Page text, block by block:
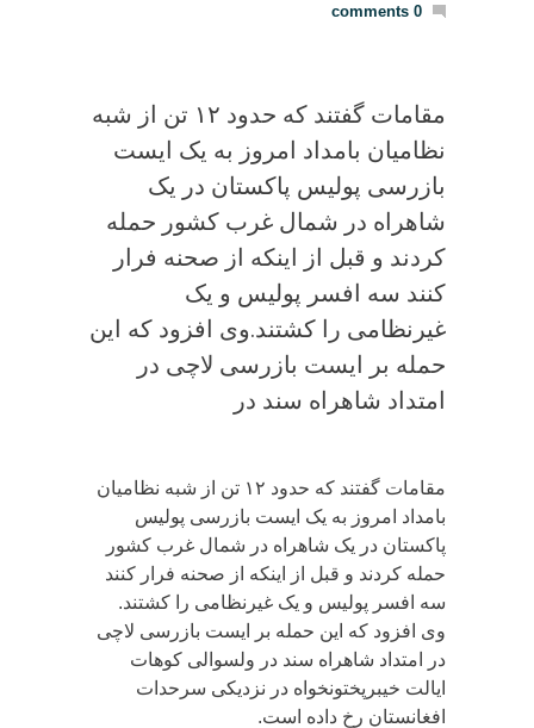
0 comments
مقامات گفتند که حدود ۱۲ تن از شبه
نظامیان بامداد امروز به یک ایست
بازرسی پولیس پاکستان در یک
شاهراه در شمال غرب کشور حمله
کردند و قبل از اینکه از صحنه فرار
کنند سه افسر پولیس و یک
غیرنظامی را کشتند.وی افزود که این
حمله بر ایست بازرسی لاچی در
امتداد شاهراه سند در
مقامات گفتند که حدود ۱۲ تن از شبه نظامیان
بامداد امروز به یک ایست بازرسی پولیس
پاکستان در یک شاهراه در شمال غرب کشور
حمله کردند و قبل از اینکه از صحنه فرار کنند
سه افسر پولیس و یک غیرنظامی را کشتند.
وی افزود که این حمله بر ایست بازرسی لاچی
در امتداد شاهراه سند در ولسوالی کوهات
ایالت خیبرپختونخواه در نزدیکی سرحدات
افغانستان رخ داده است.